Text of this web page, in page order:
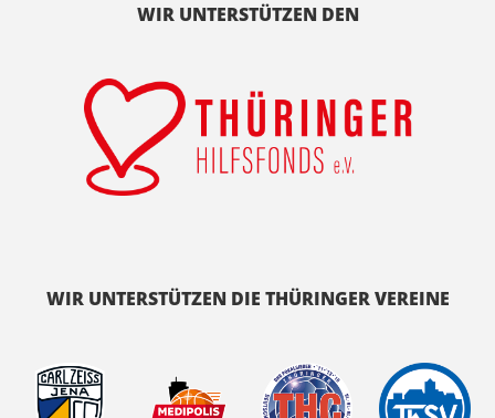
WIR UNTERSTÜTZEN DEN
WIR UNTERSTÜTZEN DIE THÜRINGER VEREINE